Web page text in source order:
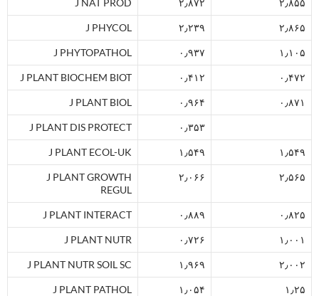
۲٫۸۵۵ ۲٫۸۷۲ J NAT PROD
۲٫۸۶۵ ۲٫۲۳۹ J PHYCOL
۱٫۱۰۵ ۰٫۹۳۷ J PHYTOPATHOL
۰٫۴۷۲ ۰٫۴۱۲ J PLANT BIOCHEM BIOT
۰٫۸۷۱ ۰٫۹۶۴ J PLANT BIOL
۰٫۳۵۳ J PLANT DIS PROTECT
۱٫۵۴۹ ۱٫۵۴۹ J PLANT ECOL-UK
۲٫۵۶۵ ۲٫۰۶۶
J PLANT GROWTH
REGUL
۰٫۸۲۵ ۰٫۸۸۹ J PLANT INTERACT
۱٫۰۰۱ ۰٫۷۲۶ J PLANT NUTR
۲٫۰۰۲ ۱٫۹۶۹ J PLANT NUTR SOIL SC
۱٫۲۵ ۱٫۰۵۴ J PLANT PATHOL